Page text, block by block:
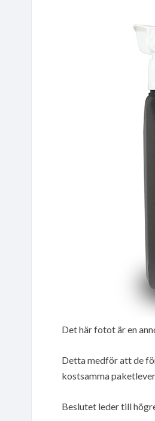
Det här fotot är en
Detta medför att de
kostsamma
Beslutet leder till